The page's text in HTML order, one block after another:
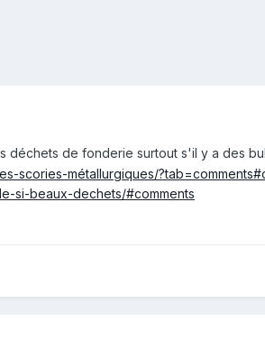
de fonderie surtout s'il y a des
scories-métallurgiques/
si-beaux-dechets/#comments